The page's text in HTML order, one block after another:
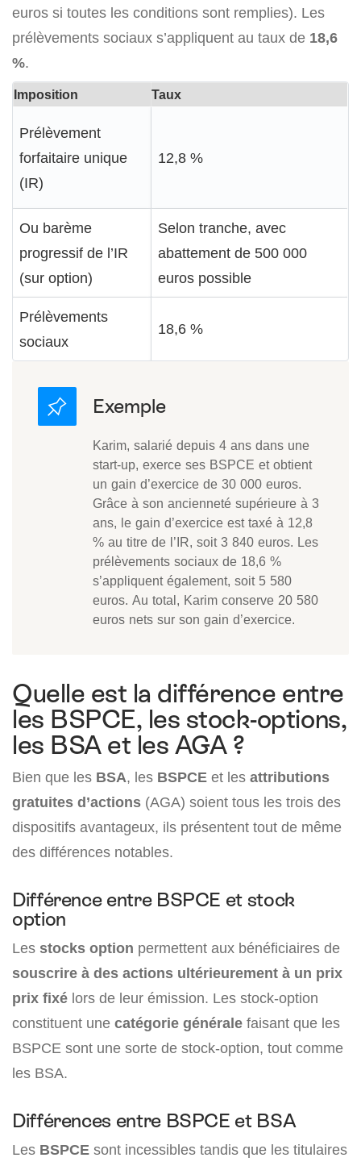
euros si toutes les conditions sont remplies). Les
prélèvements sociaux s’appliquent au taux de 18,6
%.
Imposition Taux
Prélèvement
forfaitaire unique
(IR)
12,8 %
Ou barème
progressif de l’IR
(sur option)
Selon tranche, avec
abattement de 500 000
euros possible
Prélèvements
sociaux
18,6 %
Karim, salarié depuis 4 ans dans une
start-up, exerce ses BSPCE et obtient
un gain d’exercice de 30 000 euros.
Grâce à son ancienneté supérieure à 3
ans, le gain d’exercice est taxé à 12,8
% au titre de l’IR, soit 3 840 euros. Les
prélèvements sociaux de 18,6 %
s’appliquent également, soit 5 580
euros. Au total, Karim conserve 20 580
euros nets sur son gain d’exercice.
Quelle est la différence entre
les BSPCE, les stock-options,
les BSA et les AGA ?
Bien que les BSA, les BSPCE et les attributions
gratuites d’actions (AGA) soient tous les trois des
dispositifs avantageux, ils présentent tout de même
des différences notables.
Différence entre BSPCE et stock
option
Les stocks option permettent aux bénéficiaires de
souscrire à des actions ultérieurement à un prix
prix fixé lors de leur émission. Les stock-option
constituent une catégorie générale faisant que les
BSPCE sont une sorte de stock-option, tout comme
les BSA.
Différences entre BSPCE et BSA
Les BSPCE sont incessibles tandis que les titulaires